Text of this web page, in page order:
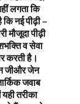
लगता कि
नई पीढ़ी –
मौजूदा पीढ़ी
व सेवा
करती है।
जीऔर जेन
जवाब
तरीका